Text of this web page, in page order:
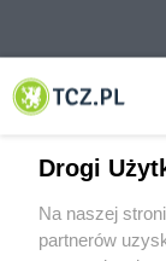
© 2001-2026 Tczew -
Drogi
Na naszej
partnerów